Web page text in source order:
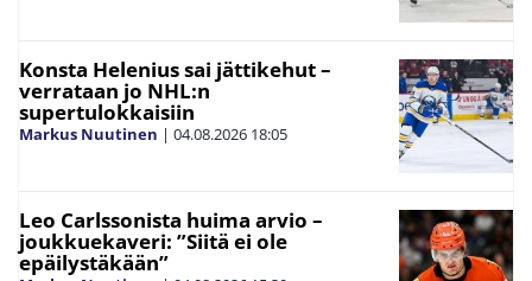
Konsta Helenius sai jättikehut –
verrataan jo NHL:n
supertulokkaisiin
Markus Nuutinen | 04.08.2026 18:05
Leo Carlssonista huima arvio –
joukkuekaveri: ”Siitä ei ole
epäilystäkään”